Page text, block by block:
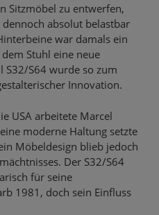
Sitzmöbel zu entwerfen,
absolut belastbar
war damals ein
Stuhl eine neue
S32/S64 wurde so zum
Innovation.
USA arbeitete Marcel
moderne Haltung setzte
Möbeldesign blieb jedoch
Der S32/S64
für seine
1981, doch sein Einfluss